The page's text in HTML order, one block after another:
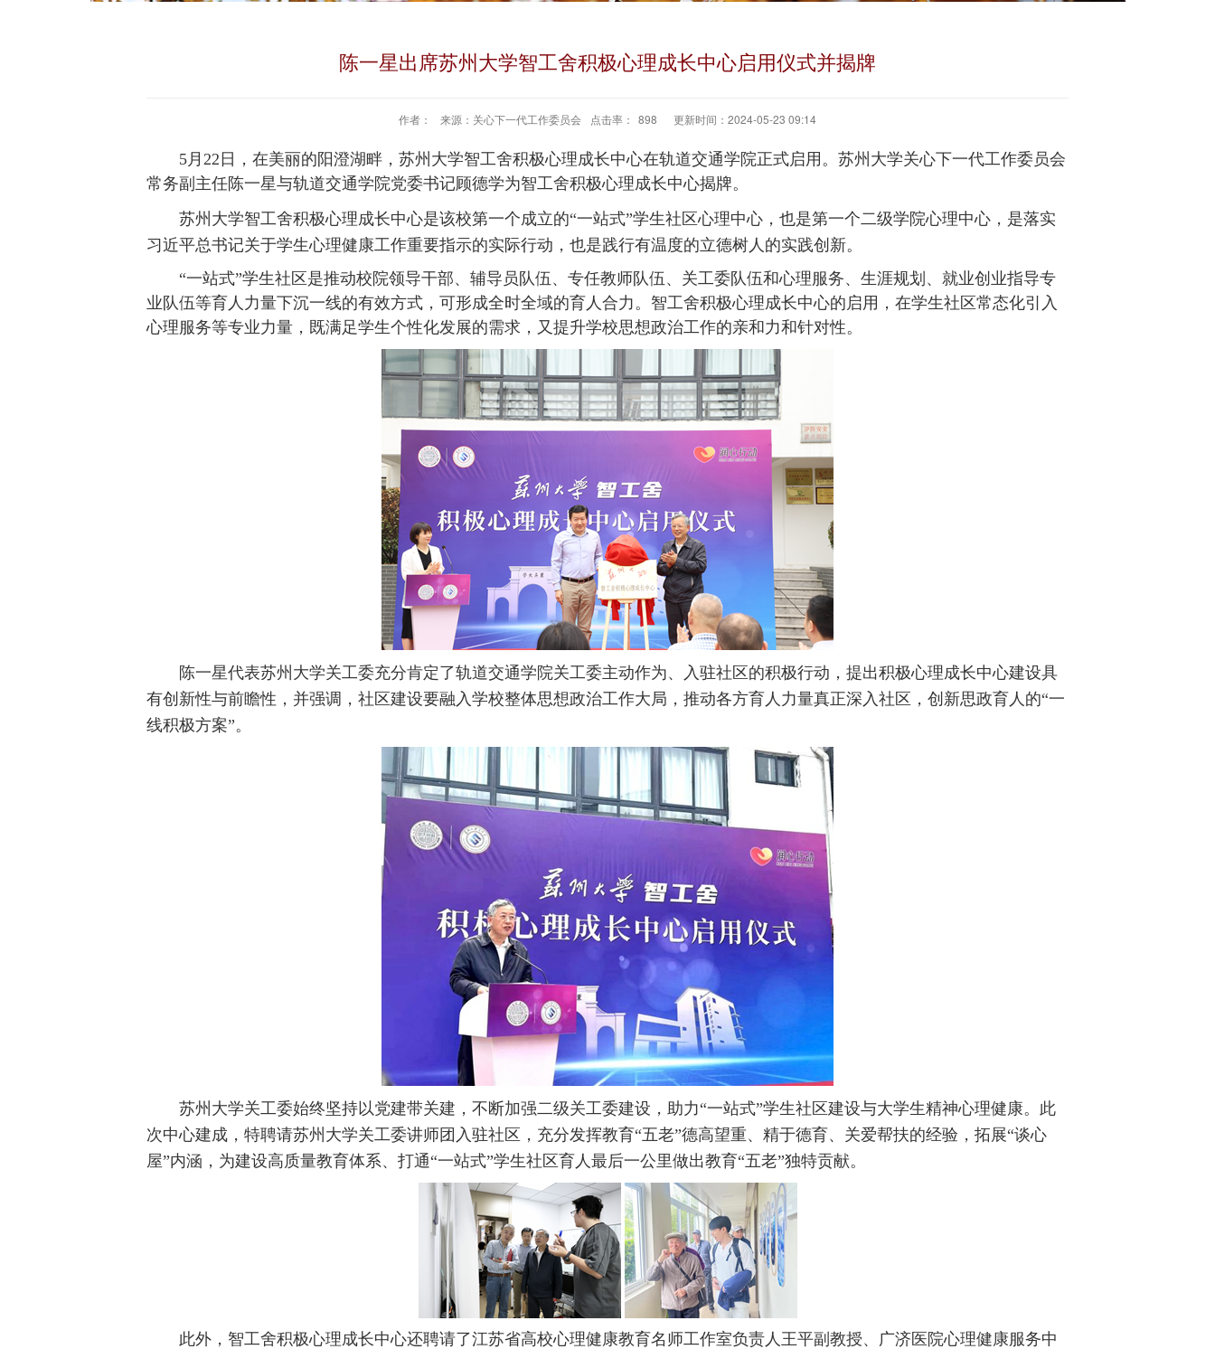
陈一星出席苏州大学智工舍积极心理成长中心启用仪式并揭牌
作者： 来源：关心下一代工作委员会 点击率： 898 更新时间：2024-05-23 09:14
5月22日，在美丽的阳澄湖畔，苏州大学智工舍积极心理成长中心在轨道交通学院正式启用。 苏州大学关心下一代工作委员会
常务副主任陈一星与轨道交通学院党委书记顾德学为智工舍积极心理成长中心揭牌。
苏州大学智工舍积极心理成长中心是该校第一个成立的“一站式”学生社区心理中心，也是第一个二级学院心理中心，是落实
习近平总书记关于学生心理健康工作重要指示的实际行动，也是践行有温度的立德树人的实践创新。
“一站式”学生社区是推动校院领导干部、辅导员队伍、专任教师队伍、关工委队伍和心理服务、生涯规划、就业创业指导专
业队伍等育人力量下沉一线的有效方式，可形成全时全域的育人合力。智工舍积极心理成长中心的启用，在学生社区常态化引入
心理服务等专业力量，既满足学生个性化发展的需求，又提升学校思想政治工作的亲和力和针对性。
陈一星代表苏州大学关工委充分肯定了轨道交通学院关工委主动作为、入驻社区的积极行动，提出积极心理成长中心建设具
有创新性与前瞻性，并强调，社区建设要融入学校整体思想政治工作大局，推动各方育人力量真正深入社区，创新思政育人的“一
线积极方案”。
苏州大学关工委始终坚持以党建带关建，不断加强二级关工委建设，助力“一站式”学生社区建设与大学生精神心理健康。此
次中心建成，特聘请苏州大学关工委讲师团入驻社区，充分发挥教育“五老”德高望重、精于德育、关爱帮扶的经验，拓展“谈心
屋”内涵，为建设高质量教育体系、打通“一站式”学生社区育人最后一公里做出教育“五老”独特贡献。
此外，智工舍积极心理成长中心还聘请了江苏省高校心理健康教育名师工作室负责人王平副教授、广济医院心理健康服务中